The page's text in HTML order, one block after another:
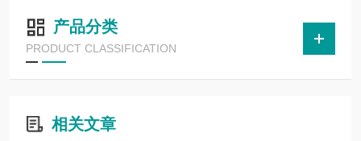
产品分类
PRODUCT CLASSIFICATION
相关文章